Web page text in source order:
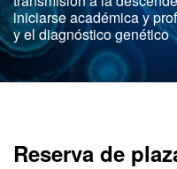
iniciarse académica y
y el diagnóstico genético
Reserva de